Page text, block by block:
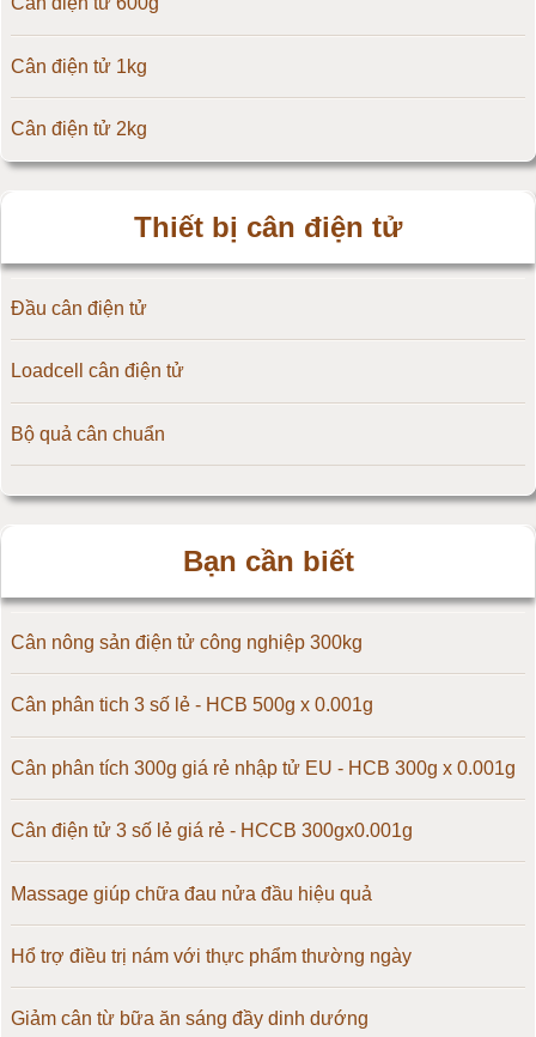
Cân điện tử Yaohua
Cân điện tử Amcells
Đầu cân điện tử Flintec
Cân điện tử 1kg
Cân điện tử 2kg
Cân điện tử 10kg
Cân điện tử 15kg
Cân điện tử 20kg
Cân điện tử 25kg
Cân điện tử 50kg
Cân điện tử 60kg
Cân điện tử 100kg
Cân điện tử 150kg
Cân điện tử 200kg
Cân điện tử 300kg
Cân điện tử 500kg
Thiết bị cân điện tử
Đầu cân điện tử
Loadcell cân điện tử
Bộ quả cân chuẩn
Bạn cần biết
Cân nông sản điện tử công nghiệp 300kg
Cân phân tich 3 số lẻ - HCB 500g x 0.001g
Cân phân tích 300g giá rẻ nhập tử EU - HCB 300g x 0.001g
Cân điện tử 3 số lẻ giá rẻ - HCCB 300gx0.001g
Massage giúp chữa đau nửa đầu hiệu quả
Hổ trợ điều trị nám với thực phẩm thường ngày
Giảm cân từ bữa ăn sáng đầy dinh dướng